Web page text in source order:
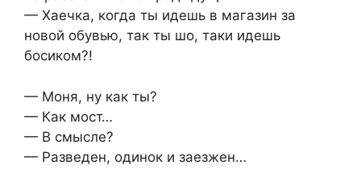
— Хаечка, когда ты идешь в магазин за
новой обувью, так ты шо, таки идешь
босиком?!
— Моня, ну как ты?
— Как мост…
— В смысле?
— Разведен, одинок и заезжен…